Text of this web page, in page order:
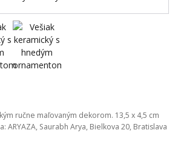
ručne maľovaným dekorom. 13,5 x 4,5 cm
ARYAZA, Saurabh Arya, Bielkova 20, Bratislava